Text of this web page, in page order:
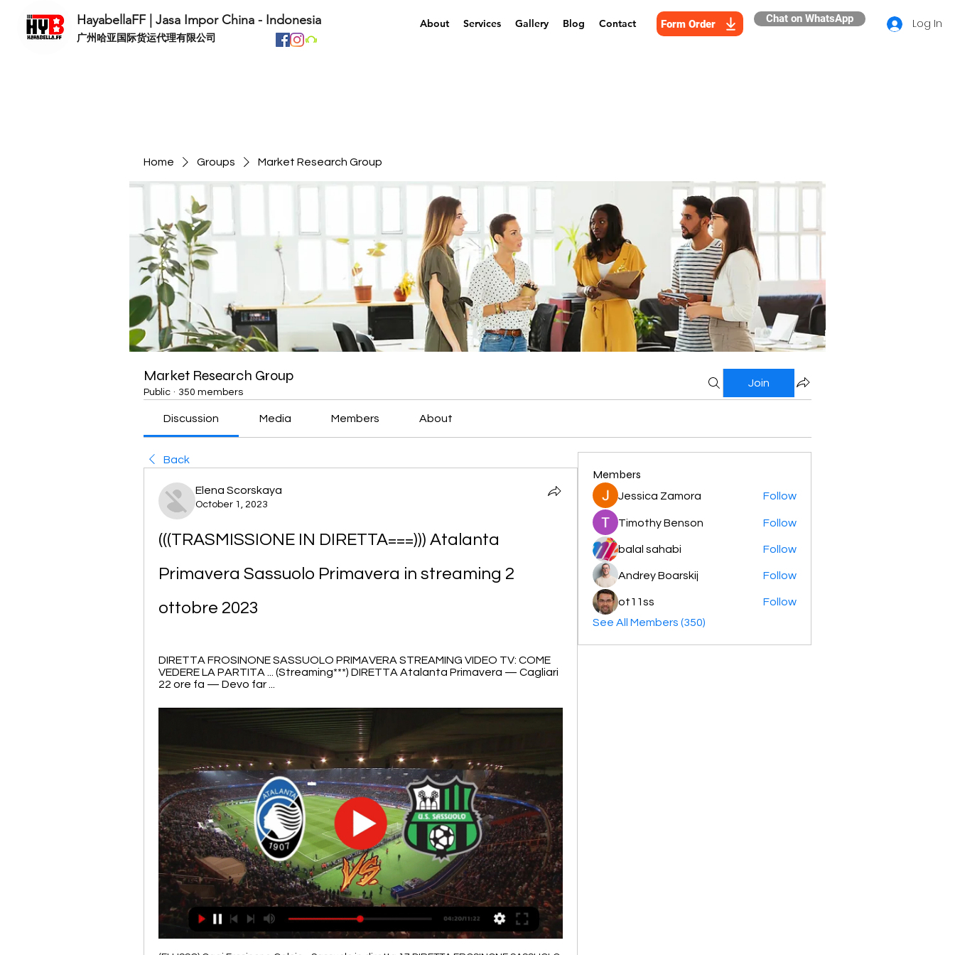
HayabellaFF | Jasa Impor China - Indonesia
​广州哈亚国际货运代理有限公司
About Services Gallery Blog Contact Form Order Chat on WhatsApp Log In
Home Groups Market Research Group
Market Research Group
Public · 350 members
Join
Discussion Media Members About
Back
Elena Scorskaya
October 1, 2023
(((TRASMISSIONE IN DIRETTA===))) Atalanta
Primavera Sassuolo Primavera in streaming 2
ottobre 2023
DIRETTA FROSINONE SASSUOLO PRIMAVERA STREAMING VIDEO TV: COME
VEDERE LA PARTITA ... (Streaming***) DIRETTA Atalanta Primavera — Cagliari
22 ore fa — Devo far ...
Members
Jessica Zamora Follow
Timothy Benson Follow
balal sahabi Follow
Andrey Boarskij Follow
ot11ss
Follow
See All Members (350)